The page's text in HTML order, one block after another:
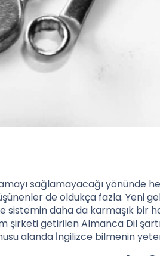
sağlamayacağı
de oldukça fazla. Yeni
daha da karmaşık bir
şirketi getirilen Almanca Dil
alanda İngilizce bilmenin